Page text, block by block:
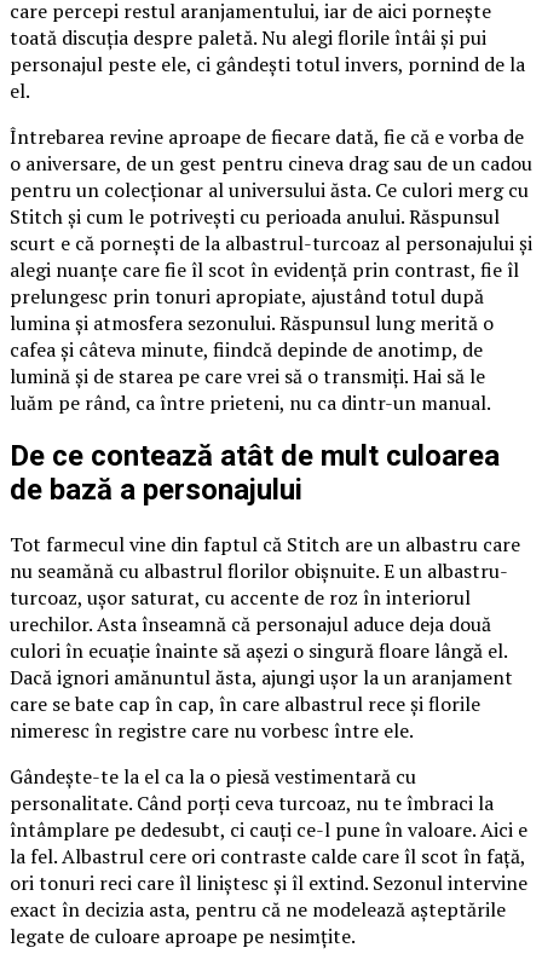
care percepi restul aranjamentului, iar de aici pornește
toată discuția despre paletă. Nu alegi florile întâi și pui
personajul peste ele, ci gândești totul invers, pornind de la
el.
Întrebarea revine aproape de fiecare dată, fie că e vorba de
o aniversare, de un gest pentru cineva drag sau de un cadou
pentru un colecționar al universului ăsta. Ce culori merg cu
Stitch și cum le potrivești cu perioada anului. Răspunsul
scurt e că pornești de la albastrul-turcoaz al personajului și
alegi nuanțe care fie îl scot în evidență prin contrast, fie îl
prelungesc prin tonuri apropiate, ajustând totul după
lumina și atmosfera sezonului. Răspunsul lung merită o
cafea și câteva minute, fiindcă depinde de anotimp, de
lumină și de starea pe care vrei să o transmiți. Hai să le
luăm pe rând, ca între prieteni, nu ca dintr-un manual.
De ce contează atât de mult culoarea
de bază a personajului
Tot farmecul vine din faptul că Stitch are un albastru care
nu seamănă cu albastrul florilor obișnuite. E un albastru-
turcoaz, ușor saturat, cu accente de roz în interiorul
urechilor. Asta înseamnă că personajul aduce deja două
culori în ecuație înainte să așezi o singură floare lângă el.
Dacă ignori amănuntul ăsta, ajungi ușor la un aranjament
care se bate cap în cap, în care albastrul rece și florile
nimeresc în registre care nu vorbesc între ele.
Gândește-te la el ca la o piesă vestimentară cu
personalitate. Când porți ceva turcoaz, nu te îmbraci la
întâmplare pe dedesubt, ci cauți ce-l pune în valoare. Aici e
la fel. Albastrul cere ori contraste calde care îl scot în față,
ori tonuri reci care îl liniștesc și îl extind. Sezonul intervine
exact în decizia asta, pentru că ne modelează așteptările
legate de culoare aproape pe nesimțite.